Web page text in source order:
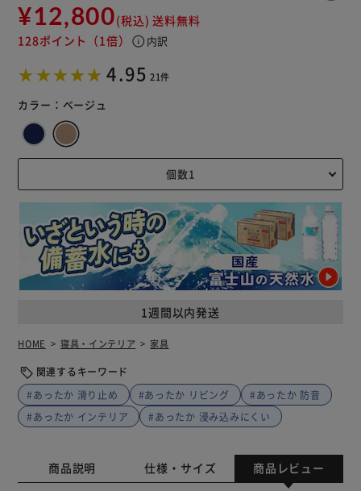
¥12,800(税込) 送料無料
128ポイント （1倍） info 内訳
4.95 21件
カラー： ベージュ
1週間以内発送
HOME 寝具・インテリア 家具
関連するキーワード
#あったか 滑り止め
#あったか リビング
#あったか 防音
#あったか インテリア
#あったか 浸み込みにくい
商品説明 仕様・サイズ 商品レビュー